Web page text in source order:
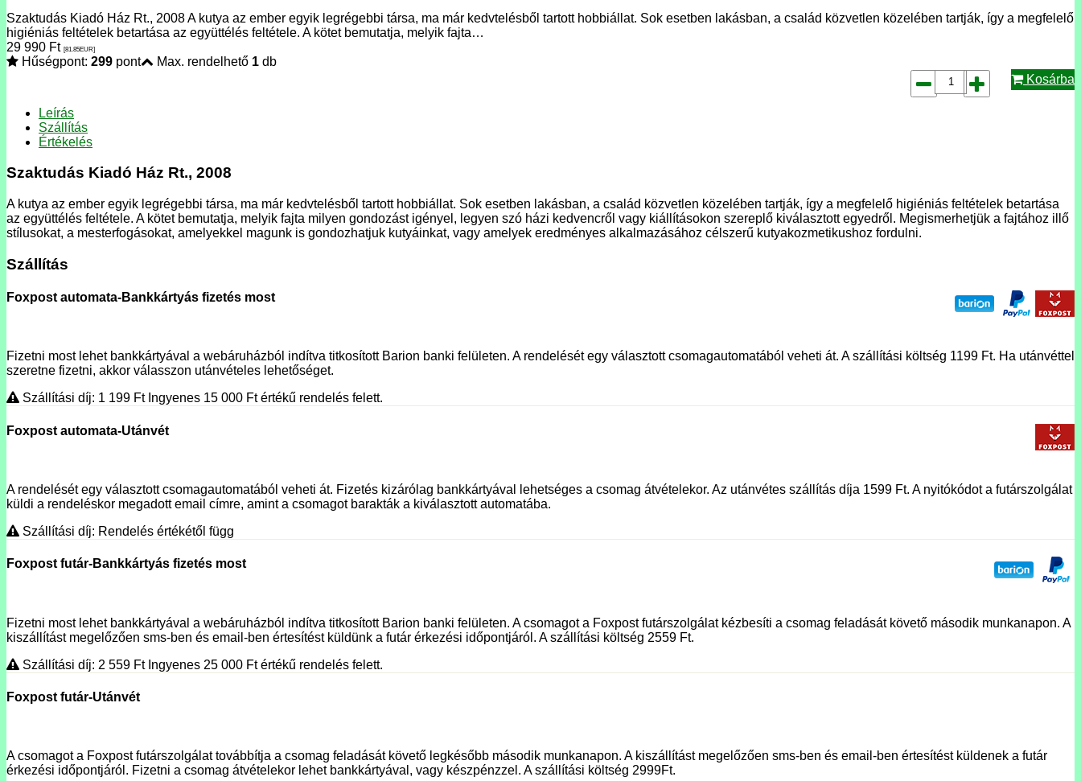
Szaktudás Kiadó Ház Rt., 2008 A kutya az ember egyik legrégebbi társa, ma már kedvtelésből tartott hobbiállat. Sok esetben lakásban, a család közvetlen közelében tartják, így a megfelelő
higiéniás feltételek betartása az együttélés feltétele. A kötet bemutatja, melyik fajta…
29 990 Ft [81.85EUR]
Hűségpont: 299 pont Max. rendelhető 1 db
Kosárba
Leírás
Szállítás
Értékelés
Szaktudás Kiadó Ház Rt., 2008
A kutya az ember egyik legrégebbi társa, ma már kedvtelésből tartott hobbiállat. Sok esetben lakásban, a család közvetlen közelében tartják, így a megfelelő higiéniás feltételek betartása
az együttélés feltétele. A kötet bemutatja, melyik fajta milyen gondozást igényel, legyen szó házi kedvencről vagy kiállításokon szereplő kiválasztott egyedről. Megismerhetjük a fajtához illő
stílusokat, a mesterfogásokat, amelyekkel magunk is gondozhatjuk kutyáinkat, vagy amelyek eredményes alkalmazásához célszerű kutyakozmetikushoz fordulni.
Szállítás
Foxpost automata-Bankkártyás fizetés most
Fizetni most lehet bankkártyával a webáruházból indítva titkosított Barion banki felületen. A rendelését egy választott csomagautomatából veheti át. A szállítási költség 1199 Ft. Ha utánvéttel
szeretne fizetni, akkor válasszon utánvételes lehetőséget.
Szállítási díj: 1 199 Ft Ingyenes 15 000 Ftértékű rendelés felett.
Foxpost automata-Utánvét
A rendelését egy választott csomagautomatából veheti át. Fizetés kizárólag bankkártyával lehetséges a csomag átvételekor. Az utánvétes szállítás díja 1599 Ft. A nyitókódot a futárszolgálat
küldi a rendeléskor megadott email címre, amint a csomagot barakták a kiválasztott automatába.
Szállítási díj: Rendelés értékétől függ
Foxpost futár-Bankkártyás fizetés most
Fizetni most lehet bankkártyával a webáruházból indítva titkosított Barion banki felületen. A csomagot a Foxpost futárszolgálat kézbesíti a csomag feladását követő második munkanapon. A
kiszállítást megelőzően sms-ben és email-ben értesítést küldünk a futár érkezési időpontjáról. A szállítási költség 2559 Ft.
Szállítási díj: 2 559 Ft Ingyenes 25 000 Ftértékű rendelés felett.
Foxpost futár-Utánvét
A csomagot a Foxpost futárszolgálat továbbítja a csomag feladását követő legkésőbb második munkanapon. A kiszállítást megelőzően sms-ben és email-ben értesítést küldenek a futár
érkezési időpontjáról. Fizetni a csomag átvételekor lehet bankkártyával, vagy készpénzzel. A szállítási költség 2999Ft.